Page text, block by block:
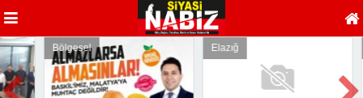
Bölgesel Elazığ